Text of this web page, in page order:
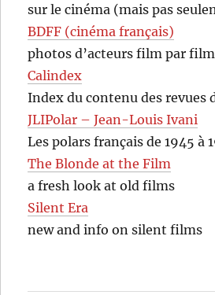
sur le cinéma (mais pas
BDFF (cinéma français)
photos d’acteurs film par film
Calindex
Index du contenu des revues
JLIPolar – Jean-Louis Ivani
Les polars français de 1945 à
The Blonde at the Film
a fresh look at old films
Silent Era
new and info on silent films